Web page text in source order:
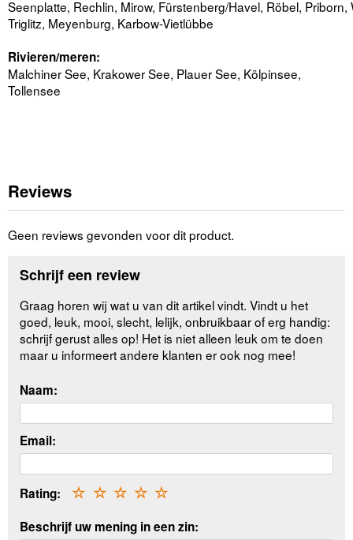
Seenplatte, Rechlin, Mirow, Fürstenberg/Havel, Röbel, Priborn,
Triglitz, Meyenburg, Karbow-Vietlübbe
Rivieren/meren:
Malchiner See, Krakower See, Plauer See, Kölpinsee,
Tollensee
Reviews
Geen reviews gevonden voor dit product.
Schrijf een review
Graag horen wij wat u van dit artikel vindt. Vindt u het
goed, leuk, mooi, slecht, lelijk, onbruikbaar of erg handig:
schrijf gerust alles op! Het is niet alleen leuk om te doen
maar u informeert andere klanten er ook nog mee!
Naam:
Email:
Rating: ☆
☆
☆
☆
☆
Beschrijf uw mening in een zin: